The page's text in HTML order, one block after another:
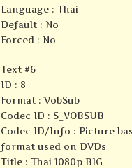
Language : Thai
Default : No
Forced : No
Text #6
ID : 8
Format : VobSub
Codec ID : S_VOBSUB
Codec ID/Info : Picture
format used on DVDs
Title : Thai 1080p BIG